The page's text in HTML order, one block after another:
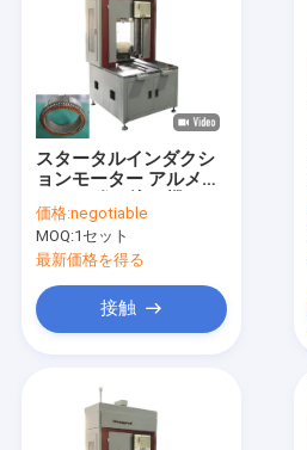
スタータルインダクシ
ョンモーター アルメチ
2.5KW カスタマイズ
価格:negotiable
MOQ:1セット
最新価格を得る
接触